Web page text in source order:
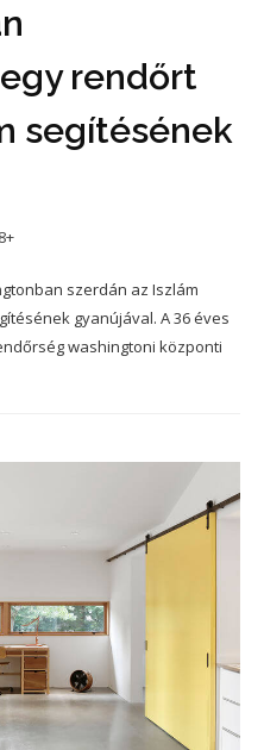
rendőrt
segítésének
szerdán az Iszlám
gyanújával. A 36 éves
washingtoni központi